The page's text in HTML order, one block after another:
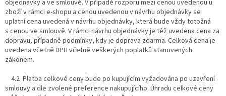
objednávky a ve smlouvě. V případě rozporu mezi cenou uvedenou u
zboží v rámci e-shopu a cenou uvedenou v návrhu objednávky se
uplatní cena uvedená v návrhu objednávky, která bude vždy totožná
s cenou ve smlouvě. V rámci návrhu objednávky je též uvedena cena za
dopravu, případně podmínky, kdy je doprava zdarma. Celková cena je
uvedena včetně DPH včetně veškerých poplatků stanovených
zákonem.
4.2 Platba celkové ceny bude po kupujícím vyžadována po uzavření
smlouvy a dle zvolené preference nakupujícího. Úhradu celkové ceny